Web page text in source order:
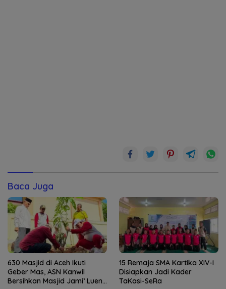
Baca Juga
630 Masjid di Aceh Ikuti
Geber Mas, ASN Kanwil
Bersihkan Masjid Jami’ Lueng
15 Remaja SMA Kartika XIV-I
Disiapkan Jadi Kader
TaKasi-SeRa